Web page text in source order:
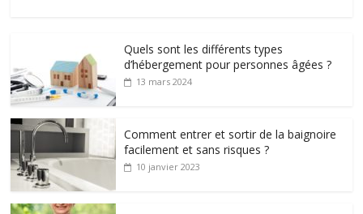
Quels sont les différents types
d’hébergement pour personnes âgées ?
13 mars 2024
Comment entrer et sortir de la baignoire
facilement et sans risques ?
10 janvier 2023